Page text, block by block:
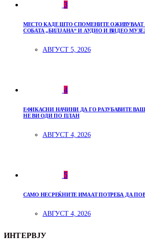
3
МЕСТО КАДЕ ШТО СПОМЕНИТЕ ОЖИВУВААТ
СОБАТА „БИЛЈАНА“ И АУДИО И ВИДЕО
АВГУСТ 5, 2026
4
ЕФИКАСНИ НАЧИНИ ДА ГО РАЗУБАВИТЕ
НЕ ВИ ОДИ ПО ПЛАН
АВГУСТ 4, 2026
5
САМО НЕСРЕЌНИТЕ ИМААТ ПОТРЕБА ДА
АВГУСТ 4, 2026
ИНТЕРВЈУ